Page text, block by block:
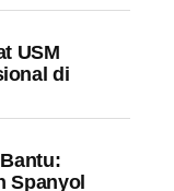
USM
di
Spanyol